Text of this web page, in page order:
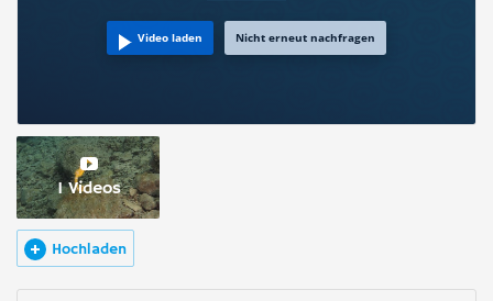
Video laden Nicht erneut nachfragen
1 Videos
Hochladen